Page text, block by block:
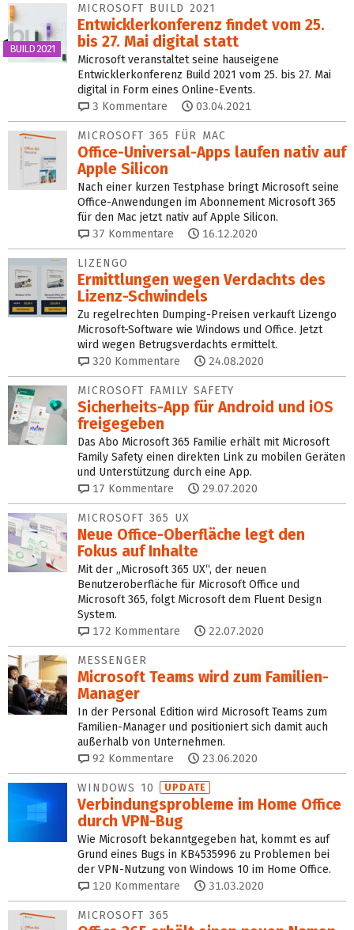
BUILD 2021
MICROSOFT BUILD 2021
Entwicklerkonferenz findet vom 25.
bis 27. Mai digital statt
Microsoft veranstaltet seine hauseigene
Entwicklerkonferenz Build 2021 vom 25. bis 27. Mai
digital in Form eines Online-Events.
3 Kommentare 03.04.2021
MICROSOFT 365 FÜR MAC
Office-Universal-Apps laufen nativ auf
Apple Silicon
Nach einer kurzen Testphase bringt Microsoft seine
Office-Anwendungen im Abonnement Microsoft 365
für den Mac jetzt nativ auf Apple Silicon.
37 Kommentare 16.12.2020
LIZENGO
Ermittlungen wegen Verdachts des
Lizenz-Schwindels
Zu regelrechten Dumping-Preisen verkauft Lizengo
Microsoft-Software wie Windows und Office. Jetzt
wird wegen Betrugsverdachts ermittelt.
320 Kommentare 24.08.2020
MICROSOFT FAMILY SAFETY
Sicherheits-App für Android und iOS
freigegeben
Das Abo Microsoft 365 Familie erhält mit Microsoft
Family Safety einen direkten Link zu mobilen Geräten
und Unterstützung durch eine App.
17 Kommentare 29.07.2020
MICROSOFT 365 UX
Neue Office-Oberfläche legt den
Fokus auf Inhalte
Mit der „Microsoft 365 UX“, der neuen
Benutzeroberfläche für Microsoft Office und
Microsoft 365, folgt Microsoft dem Fluent Design
System.
172 Kommentare 22.07.2020
MESSENGER
Microsoft Teams wird zum Familien-
Manager
In der Personal Edition wird Microsoft Teams zum
Familien-Manager und positioniert sich damit auch
außerhalb von Unternehmen.
92 Kommentare 23.06.2020
WINDOWS 10 UPDATE
Verbindungsprobleme im Home Office
durch VPN-Bug
Wie Microsoft bekanntgegeben hat, kommt es auf
Grund eines Bugs in KB4535996 zu Problemen bei
der VPN-Nutzung von Windows 10 im Home Office.
120 Kommentare 31.03.2020
MICROSOFT 365